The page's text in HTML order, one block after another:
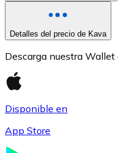
Detalles del precio de Kava
Descarga nuestra
Disponible en
App Store